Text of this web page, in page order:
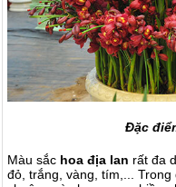
Đặc
Màu sắc hoa địa lan rất đa
đỏ, trắng, vàng, tím,... Trong